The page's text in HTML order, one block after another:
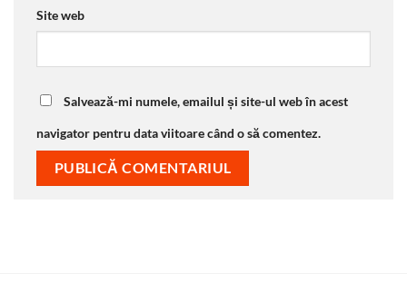
Site web
Salvează-mi numele, emailul și site-ul web în acest
navigator pentru data viitoare când o să comentez.